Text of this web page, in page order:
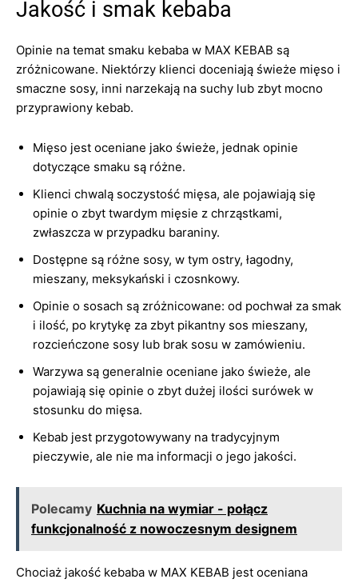
Jakość i smak kebaba
Opinie na temat smaku kebaba w MAX KEBAB są
zróżnicowane. Niektórzy klienci doceniają świeże mięso i
smaczne sosy, inni narzekają na suchy lub zbyt mocno
przyprawiony kebab.
Mięso jest oceniane jako świeże, jednak opinie
dotyczące smaku są różne.
Klienci chwalą soczystość mięsa, ale pojawiają się
opinie o zbyt twardym mięsie z chrząstkami,
zwłaszcza w przypadku baraniny.
Dostępne są różne sosy, w tym ostry, łagodny,
mieszany, meksykański i czosnkowy.
Opinie o sosach są zróżnicowane: od pochwał za smak
i ilość, po krytykę za zbyt pikantny sos mieszany,
rozcieńczone sosy lub brak sosu w zamówieniu.
Warzywa są generalnie oceniane jako świeże, ale
pojawiają się opinie o zbyt dużej ilości surówek w
stosunku do mięsa.
Kebab jest przygotowywany na tradycyjnym
pieczywie, ale nie ma informacji o jego jakości.
Polecamy Kuchnia na wymiar - połącz
funkcjonalność z nowoczesnym designem
Chociaż jakość kebaba w MAX KEBAB jest oceniana